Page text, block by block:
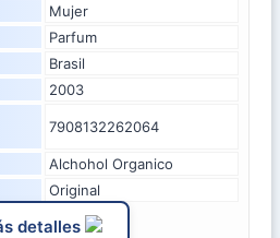
Mujer
Parfum
Brasil
2003
7908132262064
Alchohol Organico
Original
detalles